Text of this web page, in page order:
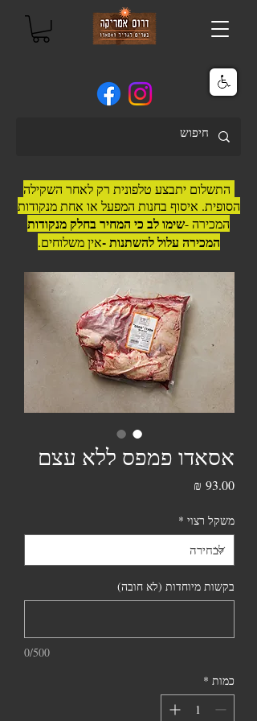
התשלום יתבצע טלפונית רק לאחר השקילה
הסופית. איסוף בחנות המפעל או אחת מנקודות
המכירה -שימו לב כי המחיר בחלק מנקודות
המכירה עלול להשתנות -אין משלוחים.
אסאדו פמפס ללא עצם
משקל רצוי *
בקשות מיוחדות (לא חובה)
0/500
כמות *